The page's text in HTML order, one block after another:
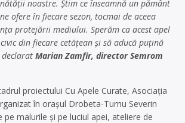
noastre. Știm ce înseamnă un pământ
ofere în fiecare sezon, tocmai de aceea
protejării mediului. Sperăm ca acest apel
din fiecare cetățean și să aducă puțină
declarat Marian Zamfir, director Semrom
proiectului Cu Apele Curate, Asociația
în orașul Drobeta-Turnu Severin
pe malurile și pe luciul apei, ateliere de